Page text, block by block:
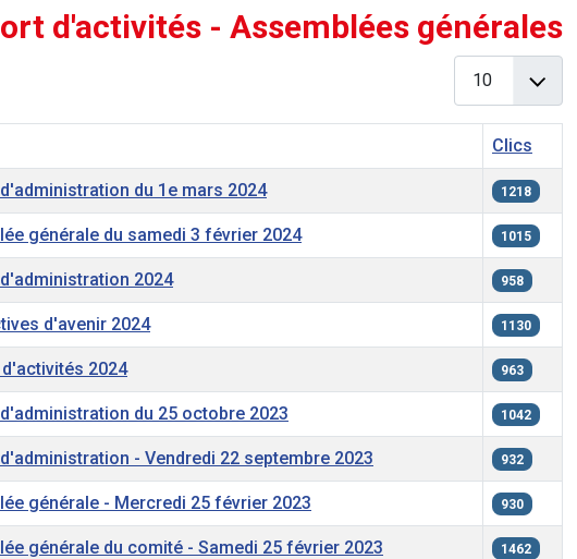
d'activités - Assemblées générales
Clics
du 1e mars 2024 1218
générale du samedi 3 février 2024 1015
2024 958
d'avenir 2024 1130
2024 963
du 25 octobre 2023 1042
- Vendredi 22 septembre 2023 932
générale - Mercredi 25 février 2023 930
générale du comité - Samedi 25 février 2023 1462